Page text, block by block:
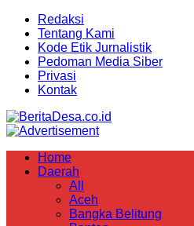
Redaksi
Tentang Kami
Kode Etik Jurnalistik
Pedoman Media Siber
Privasi
Kontak
Home
Daerah
All
Aceh
Bangka Belitung